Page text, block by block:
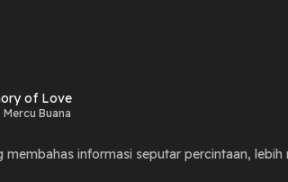
of Love
Mercu Buana
membahas informasi seputar percintaan,